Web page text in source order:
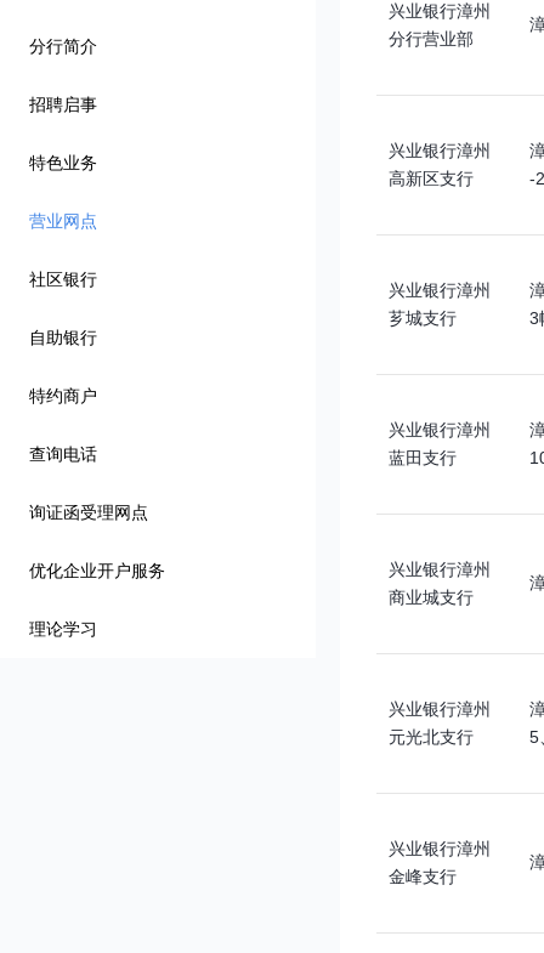
分行简介
招聘启事
特色业务
营业网点
社区银行
自助银行
特约商户
查询电话
询证函受理网点
优化企业开户服务
理论学习
兴业银行漳州
分行营业部
兴业银行漳州
高新区支行
-
兴业银行漳州
芗城支行
3
兴业银行漳州
蓝田支行
兴业银行漳州
商业城支行
兴业银行漳州
元光北支行
5
兴业银行漳州
金峰支行